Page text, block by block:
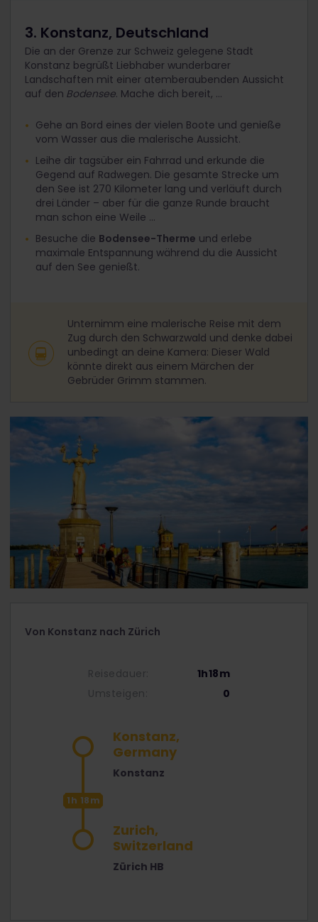
3. Konstanz, Deutschland
Die an der Grenze zur Schweiz gelegene Stadt
Konstanz begrüßt Liebhaber wunderbarer
Landschaften mit einer atemberaubenden Aussicht
auf den Bodensee. Mache dich bereit, ...
Gehe an Bord eines der vielen Boote und genieße
vom Wasser aus die malerische Aussicht.
Leihe dir tagsüber ein Fahrrad und erkunde die
Gegend auf Radwegen. Die gesamte Strecke um
den See ist 270 Kilometer lang und verläuft durch
drei Länder – aber für die ganze Runde braucht
man schon eine Weile ...
Besuche die Bodensee-Therme und erlebe
maximale Entspannung während du die Aussicht
auf den See genießt.
Unternimm eine malerische Reise mit dem
Zug durch den Schwarzwald und denke dabei
unbedingt an deine Kamera: Dieser Wald
könnte direkt aus einem Märchen der
Gebrüder Grimm stammen.
Von Konstanz nach Zürich
Reisedauer:
1h18m
Umsteigen:
0
Konstanz,
Germany
Konstanz
1h 18m
Zurich,
Switzerland
Zürich HB